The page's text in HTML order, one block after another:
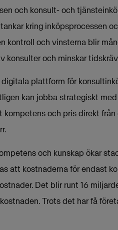
och konsult- och
kring inköpsprocessen
kontroll och vinsterna blir
konsulter och minskar
plattform för
kan jobba strategiskt
kompetens och pris direkt
och kunskap ökar
att kostnaderna för endast
Det blir runt 16
Trots det har få